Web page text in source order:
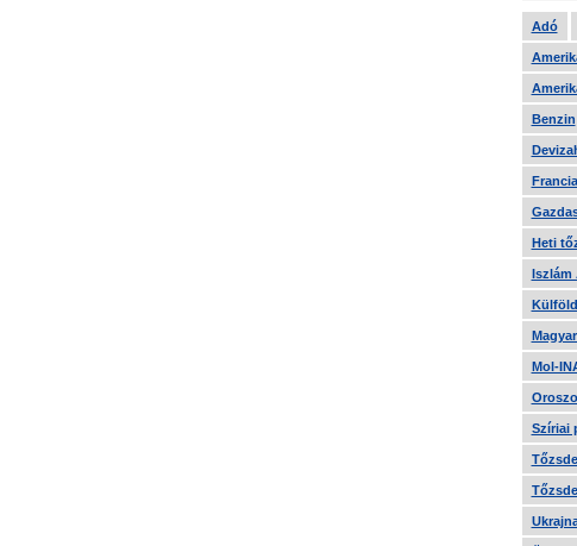
Adó
Benzin
Heti
Iszlám
Mol-
Szíriai